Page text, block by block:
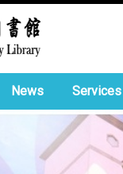
News Services